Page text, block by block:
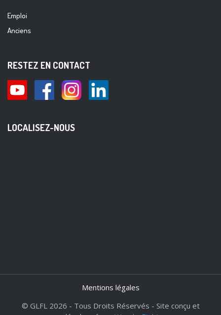
Emploi
Anciens
RESTEZ EN CONTACT
LOCALISEZ-NOUS
Mentions légales
© GLFL 2026 - Tous Droits Réservés - Site conçu et